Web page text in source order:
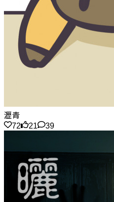
瀝青
72
21 39